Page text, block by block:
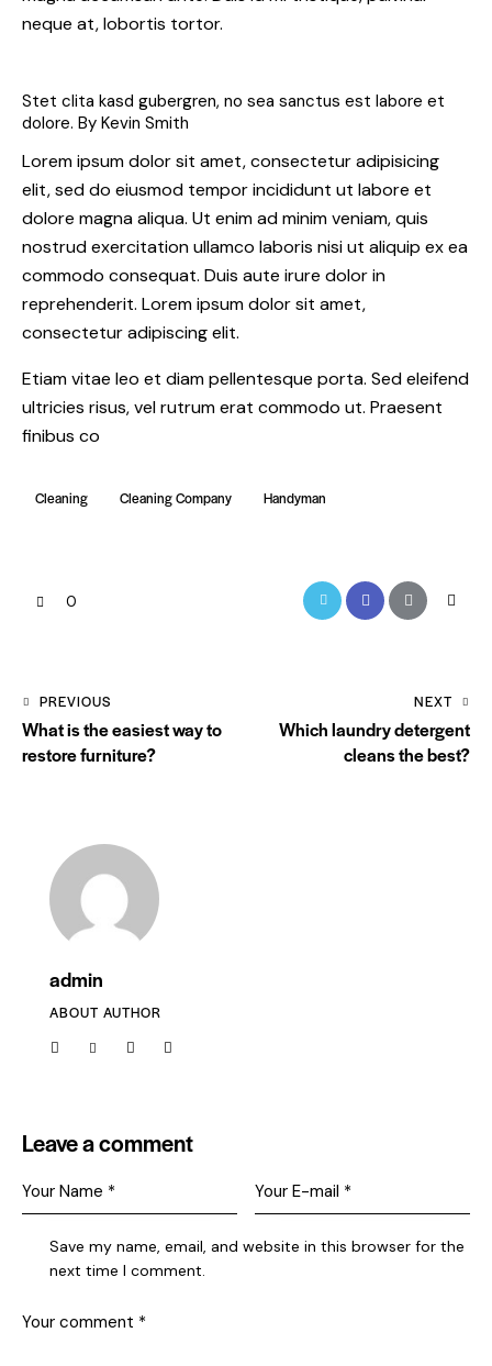
neque at, lobortis tortor.
Stet clita kasd gubergren, no sea sanctus est labore et
dolore. By Kevin Smith
Lorem ipsum dolor sit amet, consectetur adipisicing
elit, sed do eiusmod tempor incididunt ut labore et
dolore magna aliqua. Ut enim ad minim veniam, quis
nostrud exercitation ullamco laboris nisi ut aliquip ex ea
commodo consequat. Duis aute irure dolor in
reprehenderit. Lorem ipsum dolor sit amet,
consectetur adipiscing elit.
Etiam vitae leo et diam pellentesque porta. Sed eleifend
ultricies risus, vel rutrum erat commodo ut. Praesent
finibus co
Cleaning Cleaning Company Handyman
0
PREVIOUS
What is the easiest way to
restore furniture?
NEXT
Which laundry detergent
cleans the best?
admin
ABOUT AUTHOR
Leave a comment
Save my name, email, and website in this browser for the
next time I comment.